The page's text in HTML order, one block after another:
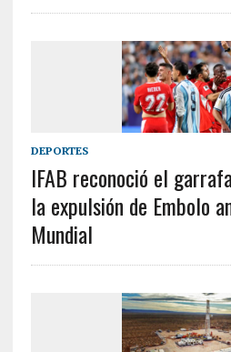
DEPORTES
IFAB reconoció el
la expulsión de Embolo
Mundial